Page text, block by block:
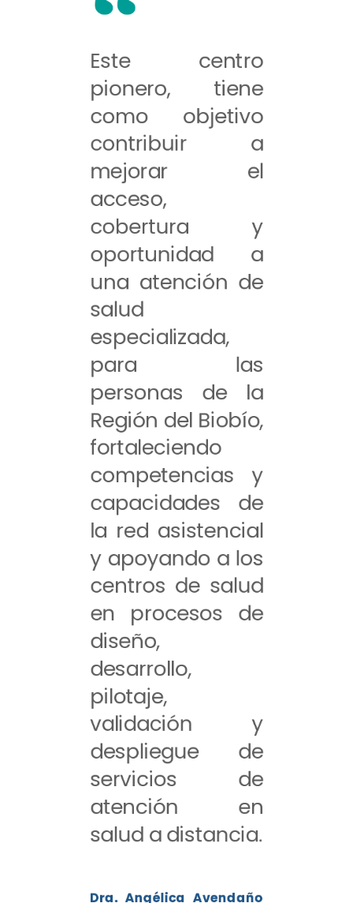
Este centro
pionero, tiene
como objetivo
contribuir a
mejorar el
acceso,
cobertura y
oportunidad a
una atención de
salud
especializada,
para las
personas de la
Región del Biobío,
fortaleciendo
competencias y
capacidades de
la red asistencial
y apoyando a los
centros de salud
en procesos de
diseño,
desarrollo,
pilotaje,
validación y
despliegue de
servicios de
atención en
salud a distancia.
Dra. Angélica Avendaño